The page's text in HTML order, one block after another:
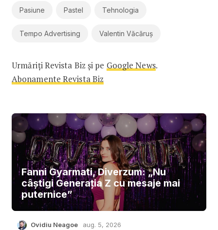
Pasiune Pastel Tehnologia
Tempo Advertising Valentin Văcăruș
Urmăriți Revista Biz și pe Google News.
Abonamente Revista Biz
Fanni Gyarmati, Diverzum: „Nu
câștigi Generația Z cu mesaje mai
puternice”
Ovidiu Neagoe aug. 5, 2026